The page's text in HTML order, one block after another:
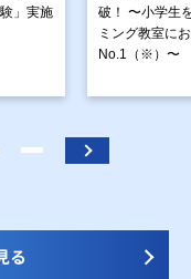
」実施
破！ 〜小学生
ミング教室に
No.1（※）〜
る